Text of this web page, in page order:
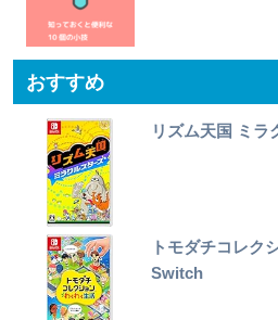
おすすめ
リズム天国 ミ
トモダチコレク
Switch